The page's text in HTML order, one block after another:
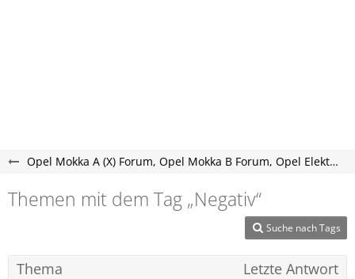
Opel Mokka A (X) Forum, Opel Mokka B Forum, Opel Elektro Mokka-e Forum
Themen mit dem Tag „Negativ“
Suche nach Tags
Thema Letzte Antwort